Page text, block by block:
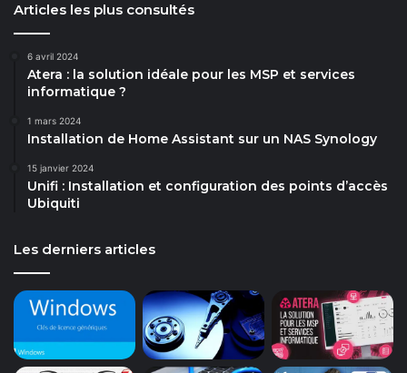
Articles les plus consultés
6 avril 2024
Atera : la solution idéale pour les MSP et services
informatique ?
1 mars 2024
Installation de Home Assistant sur un NAS Synology
15 janvier 2024
Unifi : Installation et configuration des points d’accès
Ubiquiti
Les derniers articles